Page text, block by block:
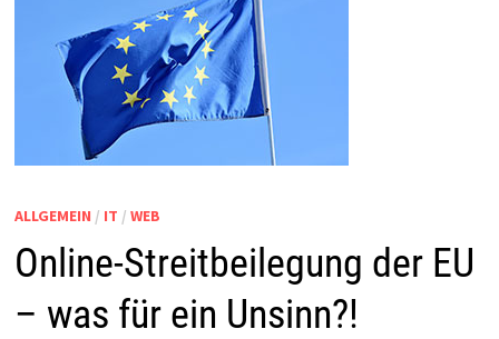
ALLGEMEIN / IT / WEB
Online-Streitbeilegung der EU
– was für ein Unsinn?!